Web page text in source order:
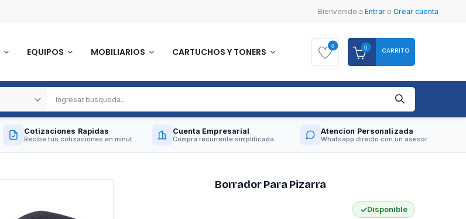
Bienvenido a Entrar o Crear cuenta
EQUIPOS MOBILIARIOS CARTUCHOS Y TONERS
0 0 CARRITO
Cotizaciones Rapidas
Recibe tus cotizaciones en minutos.
Cuenta Empresarial
Compra recurrente simplificada.
Atencion Personalizada
Whatsapp directo con un asesor.
Borrador Para Pizarra
✓Disponible